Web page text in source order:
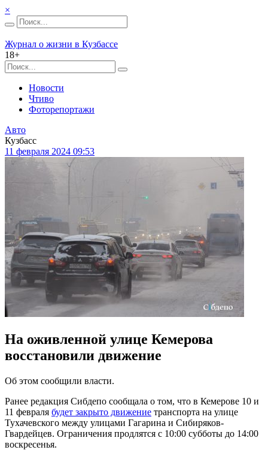
×
Журнал о жизни в Кузбассе
18+
Новости
Чтиво
Фоторепортажи
Авто
Кузбасс
11 февраля 2024 09:53
На оживленной улице Кемерова
восстановили движение
Об этом сообщили власти.
Ранее редакция Сибдепо сообщала о том, что в Кемерове 10 и
11 февраля будет закрыто движение транспорта на улице
Тухачевского между улицами Гагарина и Сибиряков-
Гвардейцев. Ограничения продлятся с 10:00 субботы до 14:00
воскресенья.